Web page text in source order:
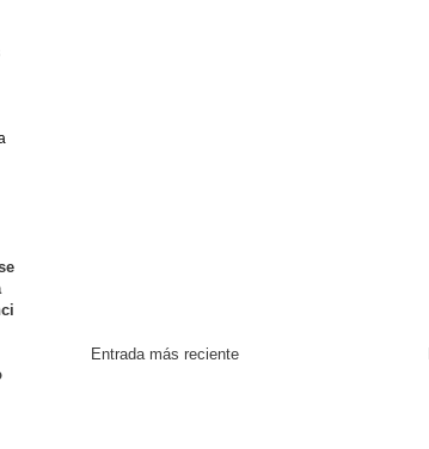
Entrada más reciente